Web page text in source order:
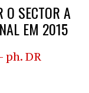
O SECTOR A
EM 2015